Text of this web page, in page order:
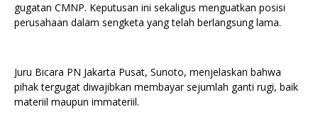
gugatan CMNP. Keputusan ini sekaligus menguatkan posisi
perusahaan dalam sengketa yang telah berlangsung lama.
Juru Bicara PN Jakarta Pusat, Sunoto, menjelaskan bahwa
pihak tergugat diwajibkan membayar sejumlah ganti rugi, baik
materiil maupun immateriil.